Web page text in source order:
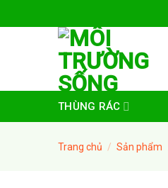
to
THÙNG RÁC
Trang chủ / Sản phẩm